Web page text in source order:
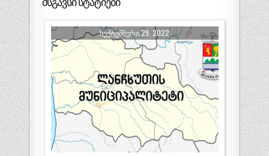
ᲡᲔᲥᲢᲔᲛᲑᲔᲠᲘ 29, 2022